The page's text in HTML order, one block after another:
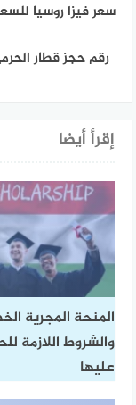
سعر فيزا روسيا
رقم حجز قطار
إقرأ أيضا
المنحة المجرية
والشروط اللازمة
عليها